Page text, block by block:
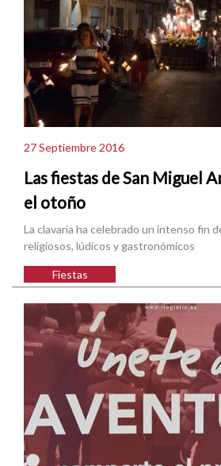
27 Septiembre 2016
Las fiestas de San Miguel
el otoño
La clavaría ha celebrado un intenso fin
religiosos, lúdicos y gastronómicos
Fiestas